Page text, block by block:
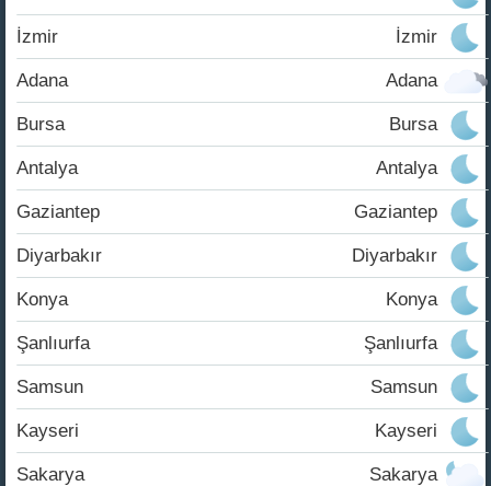
İzmir İzmir
Adana Adana
Bursa Bursa
Antalya Antalya
Gaziantep Gaziantep
Diyarbakır Diyarbakır
Konya Konya
Şanlıurfa Şanlıurfa
Samsun Samsun
Kayseri Kayseri
Sakarya Sakarya